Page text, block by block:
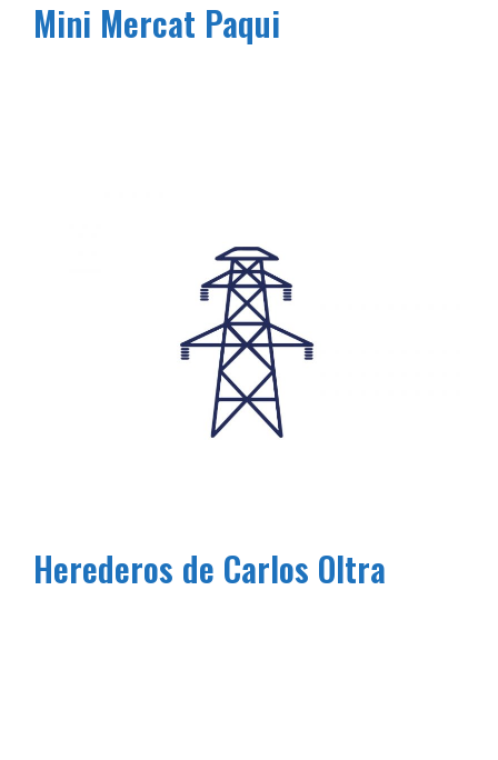
Mini Mercat Paqui
Herederos de Carlos Oltra